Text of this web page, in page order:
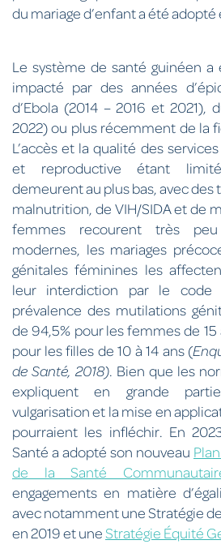
du mariage d’enfant a été adopté
Le système de santé guinéen
impacté par des années
d’Ebola (2014 – 2016 et 2021),
2022) ou plus récemment de la
L’accès et la qualité des
et reproductive étant
demeurent au plus bas, avec des
malnutrition, de VIH/SIDA et de
femmes recourent très
modernes, les mariages
génitales féminines les
leur interdiction par le code
prévalence des mutilations
de 94,5% pour les femmes de
pour les filles de 10 à 14 ans (
de Santé, 2018). Bien que les
expliquent en grande
vulgarisation et la mise en
pourraient les infléchir. En
Santé a adopté son nouveau
de la Santé
engagements en matière
avec notamment une Stratégie
en 2019 et une Stratégie Équité